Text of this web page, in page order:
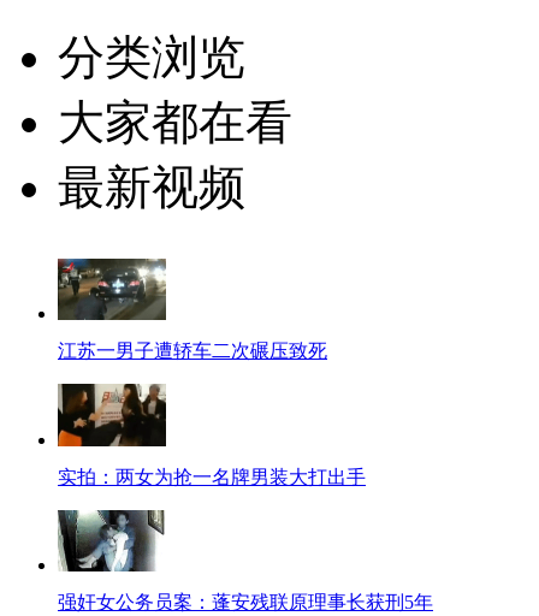
分类浏览
大家都在看
最新视频
江苏一男子遭轿车二次碾压致死
实拍：两女为抢一名牌男装大打出手
强奸女公务员案：蓬安残联原理事长获刑5年